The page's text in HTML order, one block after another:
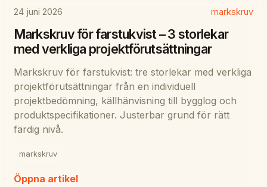
24 juni 2026 markskruv
Markskruv för farstukvist – 3 storlekar
med verkliga projektförutsättningar
Markskruv för farstukvist: tre storlekar med verkliga
projektförutsättningar från en individuell
projektbedömning, källhänvisning till bygglog och
produktspecifikationer. Justerbar grund för rätt
färdig nivå.
markskruv
Öppna artikel